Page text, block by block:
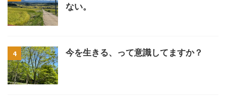
ない。
4 今を生きる、って意識してますか？